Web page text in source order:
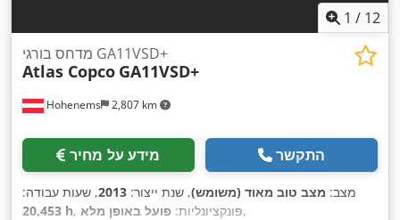
1 / 12
Hohenems 2,807 km
מדחס בורגי GA11VSD+
Atlas Copco GA11VSD+
מידע על מחיר התקשר
מצב: מצב טוב מאוד (משומש), שנת ייצור: 2013, שעות עבודה:
20,453 h
, פונקציונליות: פועל באופן מלא ,